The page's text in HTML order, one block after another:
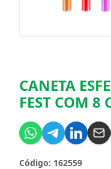
CANETA
FEST COM 8
Código: 162559